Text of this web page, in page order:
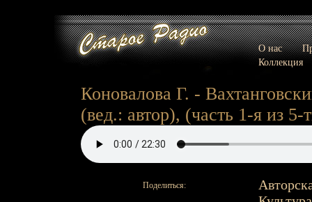
О нас
Коллекция
Коновалова Г. -
(вед.: автор), (часть 1-я из 5-
Поделиться: